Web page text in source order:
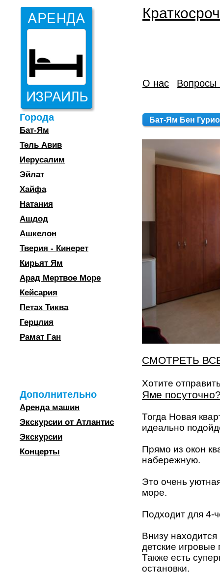
О нас Вопросы
Города
Бат-Ям
Тель Авив
Иерусалим
Эйлат
Хайфа
Натания
Ашдод
Ашкелон
Тверия - Кинерет
Кирьят Ям
Арад Мертвое Море
Кейсария
Петах Тиква
Герцлия
Рамат Ган
Дополнительно
Аренда машин
Экскурсии от Атлантис
Экскурсии
Концерты
Бат-Ям Бен
СМОТРЕТЬ
Хотите
Яме
Тогда Новая
идеально
Прямо из окон
набережную.
Это очень
море.
Подходит для 4-
Внизу
детские
Также есть
остановки.